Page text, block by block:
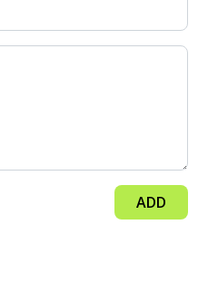
ADD